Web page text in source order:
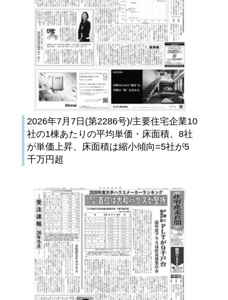
2026年7月7日(第2286号)/主要住宅企業10
社の1棟あたりの平均単価・床面積、8社
が単価上昇、床面積は縮小傾向=5社が5
千万円超